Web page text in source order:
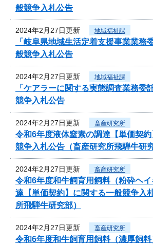
般競争入札公告
2024年2月27日更新 地域福祉課
「岐阜県地域生活定着支援事業業務
般競争入札公告
2024年2月27日更新 地域福祉課
「ケアラーに関する実態調査業務委
競争入札公告
2024年2月27日更新 畜産研究所
令和6年度液体窒素の調達【単価契
競争入札公告（畜産研究所飛騨牛研究
2024年2月27日更新 畜産研究所
令和6年度和牛飼育用飼料（粉砕ヘ
達【単価契約】に関する一般競争入
所飛騨牛研究部）
2024年2月27日更新 畜産研究所
令和6年度和牛飼育用飼料（濃厚飼